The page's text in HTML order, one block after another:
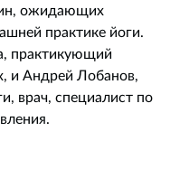
ожидающих
практике йоги.
практикующий
и Андрей Лобанов,
врач, специалист по